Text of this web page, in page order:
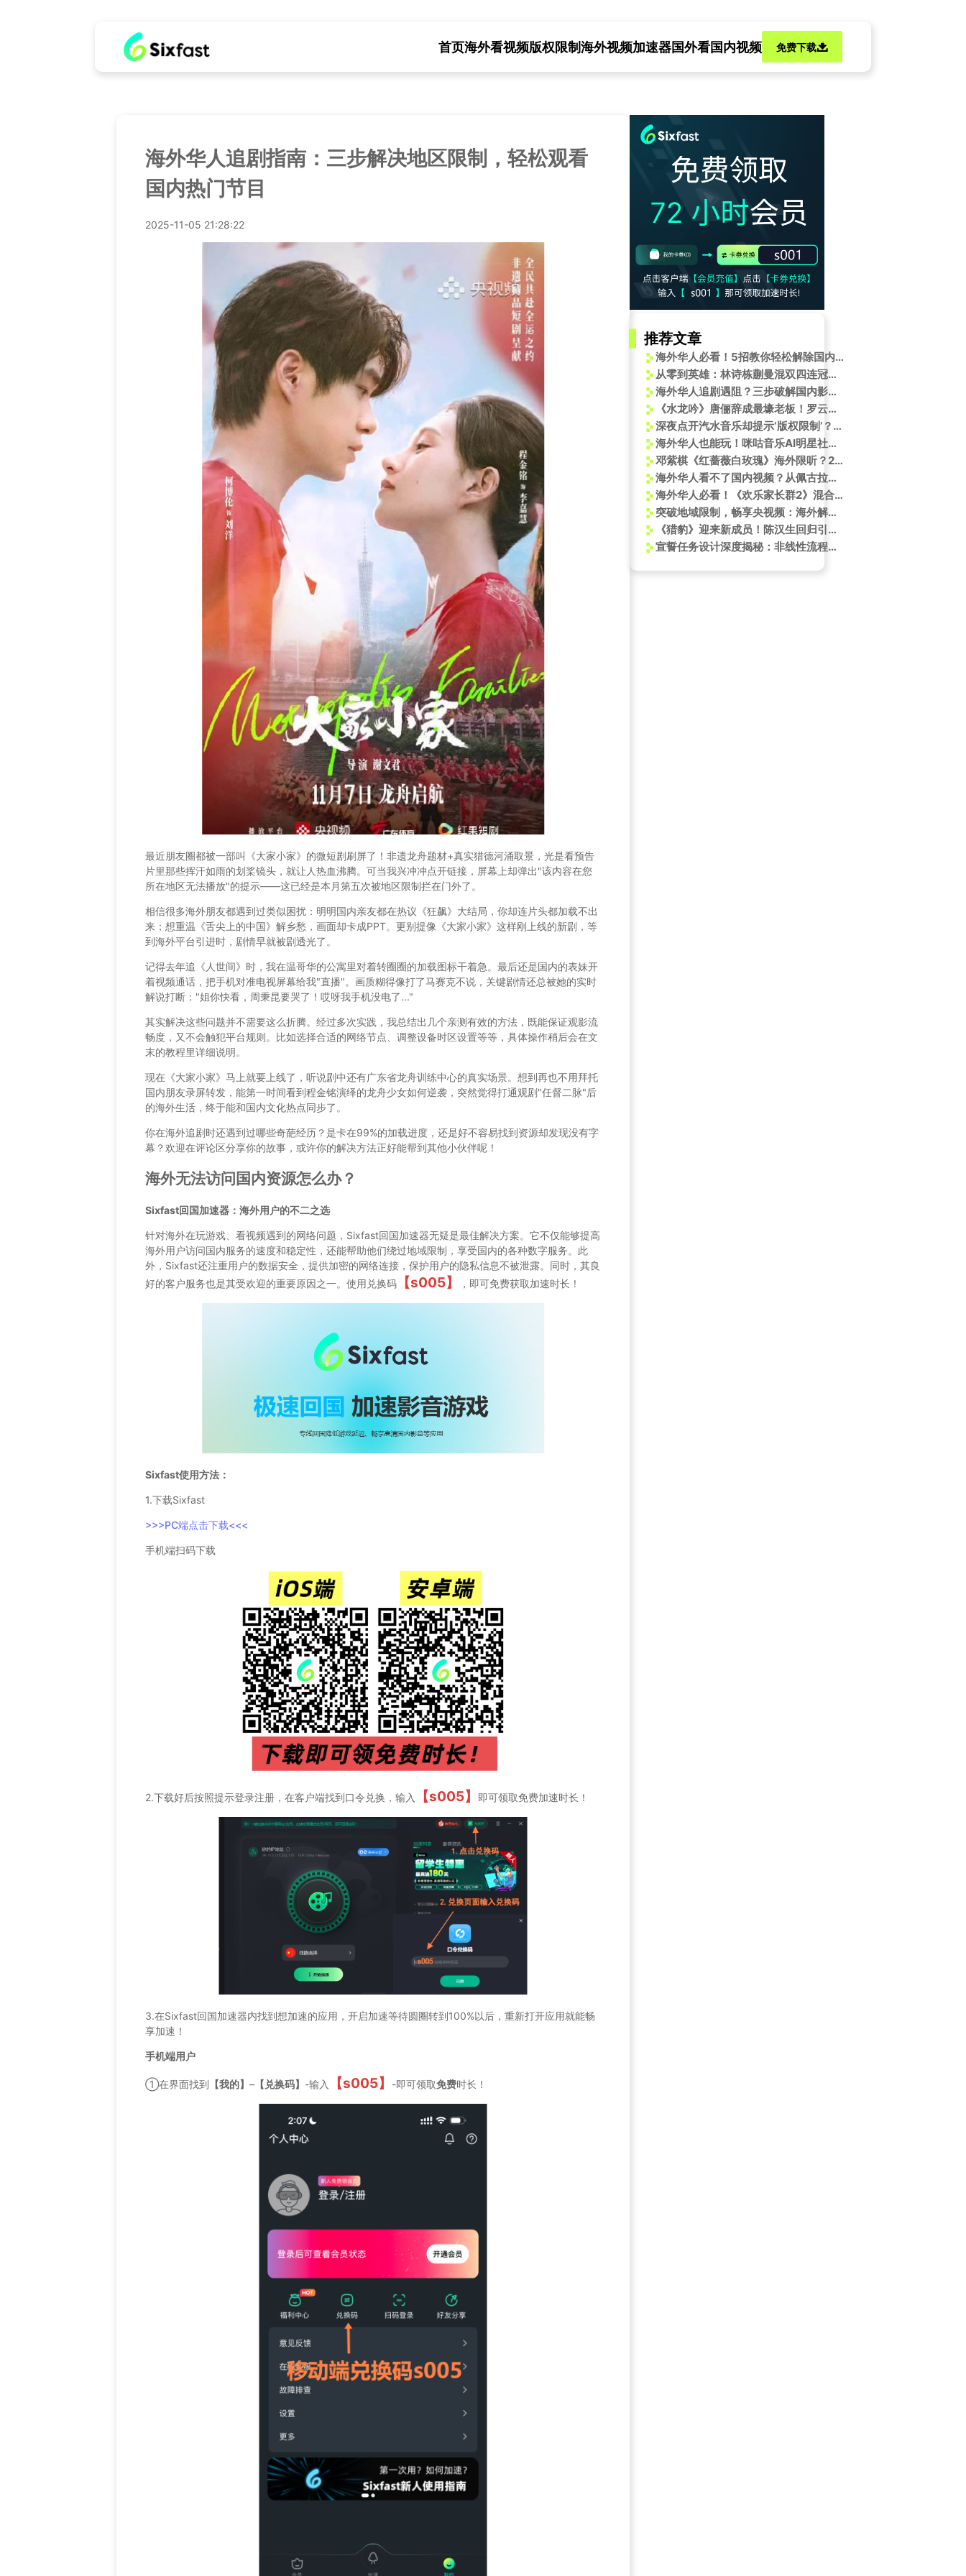
首页海外看视频版权限制海外视频加速器国外看国内视频 免费下载
海外华人追剧指南：三步解决地区限制，轻松观看
国内热门节目
2025-11-05 21:28:22
最近朋友圈都被一部叫《大家小家》的微短剧刷屏了！非遗龙舟题材+真实猎德河涌取景，光是看预告
片里那些挥汗如雨的划桨镜头，就让人热血沸腾。可当我兴冲冲点开链接，屏幕上却弹出"该内容在您
所在地区无法播放"的提示——这已经是本月第五次被地区限制拦在门外了。
相信很多海外朋友都遇到过类似困扰：明明国内亲友都在热议《狂飙》大结局，你却连片头都加载不出
来；想重温《舌尖上的中国》解乡愁，画面却卡成PPT。更别提像《大家小家》这样刚上线的新剧，等
到海外平台引进时，剧情早就被剧透光了。
记得去年追《人世间》时，我在温哥华的公寓里对着转圈圈的加载图标干着急。最后还是国内的表妹开
着视频通话，把手机对准电视屏幕给我"直播"。画质糊得像打了马赛克不说，关键剧情还总被她的实时
解说打断："姐你快看，周秉昆要哭了！哎呀我手机没电了..."
其实解决这些问题并不需要这么折腾。经过多次实践，我总结出几个亲测有效的方法，既能保证观影流
畅度，又不会触犯平台规则。比如选择合适的网络节点、调整设备时区设置等等，具体操作稍后会在文
末的教程里详细说明。
现在《大家小家》马上就要上线了，听说剧中还有广东省龙舟训练中心的真实场景。想到再也不用拜托
国内朋友录屏转发，能第一时间看到程金铭演绎的龙舟少女如何逆袭，突然觉得打通观剧"任督二脉"后
的海外生活，终于能和国内文化热点同步了。
你在海外追剧时还遇到过哪些奇葩经历？是卡在99%的加载进度，还是好不容易找到资源却发现没有字
幕？欢迎在评论区分享你的故事，或许你的解决方法正好能帮到其他小伙伴呢！
海外无法访问国内资源怎么办？
Sixfast回国加速器：海外用户的不二之选
针对海外在玩游戏、看视频遇到的网络问题，Sixfast回国加速器无疑是最佳解决方案。它不仅能够提高
海外用户访问国内服务的速度和稳定性，还能帮助他们绕过地域限制，享受国内的各种数字服务。此
外，Sixfast还注重用户的数据安全，提供加密的网络连接，保护用户的隐私信息不被泄露。同时，其良
好的客户服务也是其受欢迎的重要原因之一。使用兑换码
【s005】 ，即可免费获取加速时长！
Sixfast使用方法：
1.下载Sixfast
>>>PC端点击下载<<<
手机端扫码下载
2.下载好后按照提示登录注册，在客户端找到口令兑换，输入 【s005】 即可领取免费加速时长！
3.在Sixfast回国加速器内找到想加速的应用，开启加速等待圆圈转到100%以后，重新打开应用就能畅
享加速！
手机端用户
①在界面找到 【我的】 – 【兑换码】 -输入 【s005】 -即可领取免费时长！
推荐文章
海外华人必看！5招教你轻松解除国内视频平台地区限制
从零到英雄：林诗栋蒯曼混双四连冠背后的秘密武器
海外华人追剧遇阻？三步破解国内影视平台限制，流畅观看《超感迷宫》不是梦
《水龙吟》唐俪辞成最壕老板！罗云熙这个角色让团队身价暴涨的秘密
深夜点开汽水音乐却提示‘版权限制’？海外党别急，这招亲测有效！
海外华人也能玩！咪咕音乐AI明星社区上线，王铮亮AI分身陪你实时唱聊
邓紫棋《红蔷薇白玫瑰》海外限听？2024最新Sixfast解锁网易云音乐教程
海外华人看不了国内视频？从佩古拉爱吃火锅说起，这些技巧太实用了
海外华人必看！《欢乐家长群2》混合双打名场面引爆回忆杀，教你如何解锁国内热播剧
突破地域限制，畅享央视频：海外解锁指南
《猎豹》迎来新成员！陈汉生回归引爆期待，虎狼四人组终于集结
宣誓任务设计深度揭秘：非线性流程与自由探索的完美融合